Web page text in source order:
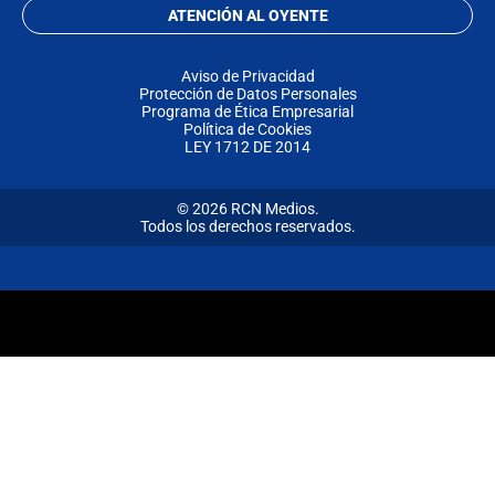
ATENCIÓN AL OYENTE
Aviso de Privacidad
Protección de Datos Personales
Programa de Ética Empresarial
Política de Cookies
LEY 1712 DE 2014
© 2026 RCN Medios.
Todos los derechos reservados.